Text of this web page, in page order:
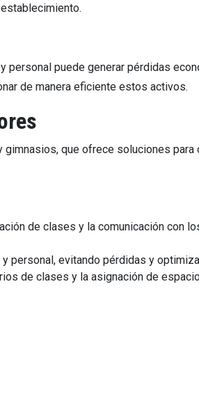
puede generar pérdidas
de manera eficiente estos activos.
que ofrece soluciones
de clases y la comunicación con
personal, evitando pérdidas y
de clases y la asignación de